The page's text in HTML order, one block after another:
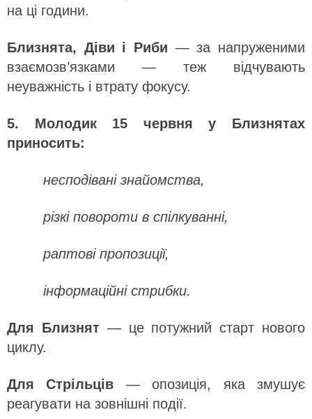
на ці години.
Близнята, Діви і Риби — за напруженими
взаємозв’язками — теж відчувають
неуважність і втрату фокусу.
5. Молодик 15 червня у Близнятах
приносить:
несподівані знайомства,
різкі повороти в спілкуванні,
раптові пропозиції,
інформаційні стрибки.
Для Близнят — це потужний старт нового
циклу.
Для Стрільців — опозиція, яка змушує
реагувати на зовнішні події.